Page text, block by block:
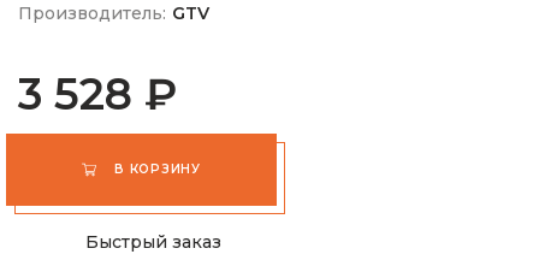
Производитель: GTV
3 528 ₽
В КОРЗИНУ
Быстрый заказ